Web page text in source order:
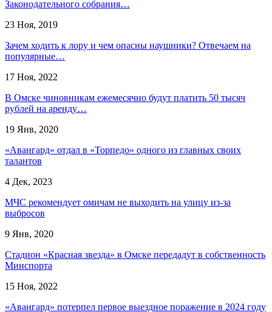
Законодательного собрания…
23 Ноя, 2019
Зачем ходить к лору и чем опасны наушники? Отвечаем на
популярные…
17 Ноя, 2022
В Омске чиновникам ежемесячно будут платить 50 тысяч
рублей на аренду…
19 Янв, 2020
«Авангард» отдал в «Торпедо» одного из главных своих
талантов
4 Дек, 2023
МЧС рекомендует омичам не выходить на улицу из-за
выбросов
9 Янв, 2020
Стадион «Красная звезда» в Омске передадут в собственность
Минспорта
15 Ноя, 2022
«Авангард» потерпел первое выездное поражение в 2024 году